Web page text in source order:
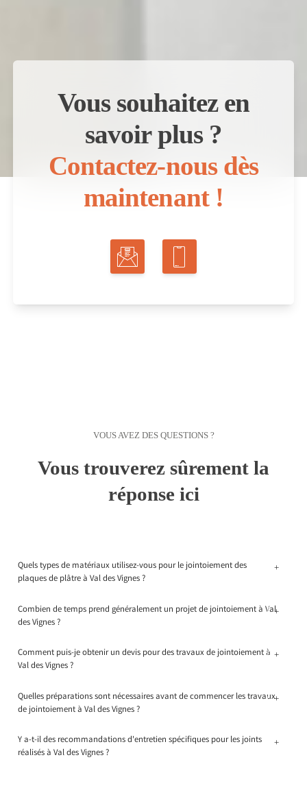
Vous souhaitez en
savoir plus ?
Contactez-nous dès
maintenant !
VOUS AVEZ DES QUESTIONS ?
Vous trouverez sûrement la
réponse ici
Quels types de matériaux utilisez-vous pour le jointoiement des
plaques de plâtre à Val des Vignes ?
+
Combien de temps prend généralement un projet de jointoiement à Val
des Vignes ?
+
Comment puis-je obtenir un devis pour des travaux de jointoiement à
Val des Vignes ?
+
Quelles préparations sont nécessaires avant de commencer les travaux
de jointoiement à Val des Vignes ?
+
Y a-t-il des recommandations d'entretien spécifiques pour les joints
réalisés à Val des Vignes ?
+